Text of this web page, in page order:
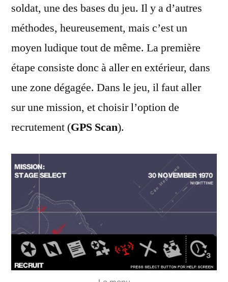
soldat, une des bases du jeu. Il y a d’autres
méthodes, heureusement, mais c’est un
moyen ludique tout de même. La première
étape consiste donc à aller en extérieur, dans
une zone dégagée. Dans le jeu, il faut aller
sur une mission, et choisir l’option de
recrutement (GPS Scan).